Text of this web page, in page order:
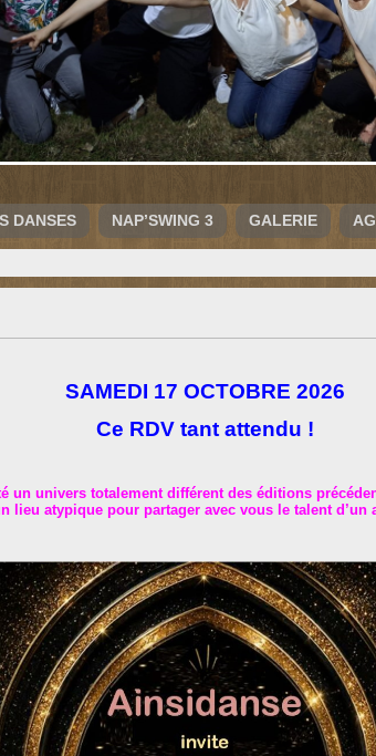
DANSES NAP’SWING 3 GALERIE
SAMEDI 17 OCTOBRE 2026
Ce RDV tant attendu !
un univers totalement différent des éditions
lieu atypique pour partager avec vous le talent